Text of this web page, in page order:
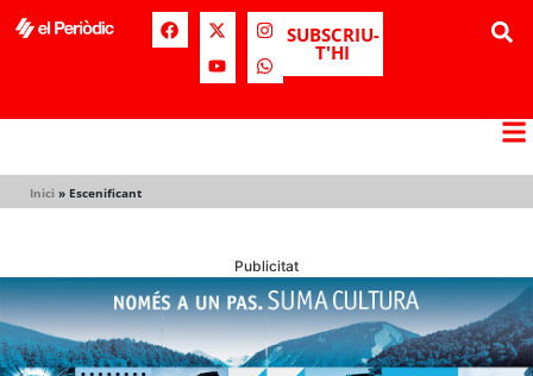
SUBSCRIU-
T'HI
Inici » Escenificant
Publicitat